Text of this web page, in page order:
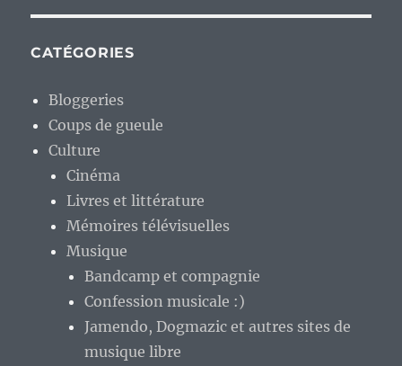
CATÉGORIES
Bloggeries
Coups de gueule
Culture
Cinéma
Livres et littérature
Mémoires télévisuelles
Musique
Bandcamp et compagnie
Confession musicale :)
Jamendo, Dogmazic et autres sites de
musique libre